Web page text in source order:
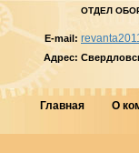
ОТДЕЛ
E-mail:
Адрес:
Главная О